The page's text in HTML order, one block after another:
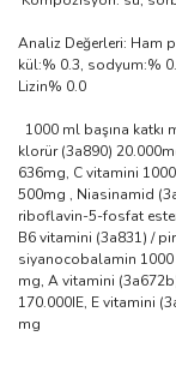
Analiz Değerleri: Ham
kül:% 0.3, sodyum:%
Lizin% 0.0
1000 ml başına
klorür (3a890)
636mg, C vitamini
500mg , Niasinamid
riboflavin-5-fosfat
B6 vitamini (3a831) /
siyanocobalamin
mg, A vitamini
170.000IE, E vitamini
mg